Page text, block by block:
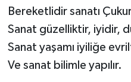
Bereketlidir sanatı
Sanat güzelliktir, iyidir,
Sanat yaşamı iyiliğe
Ve sanat bilimle yapılır.